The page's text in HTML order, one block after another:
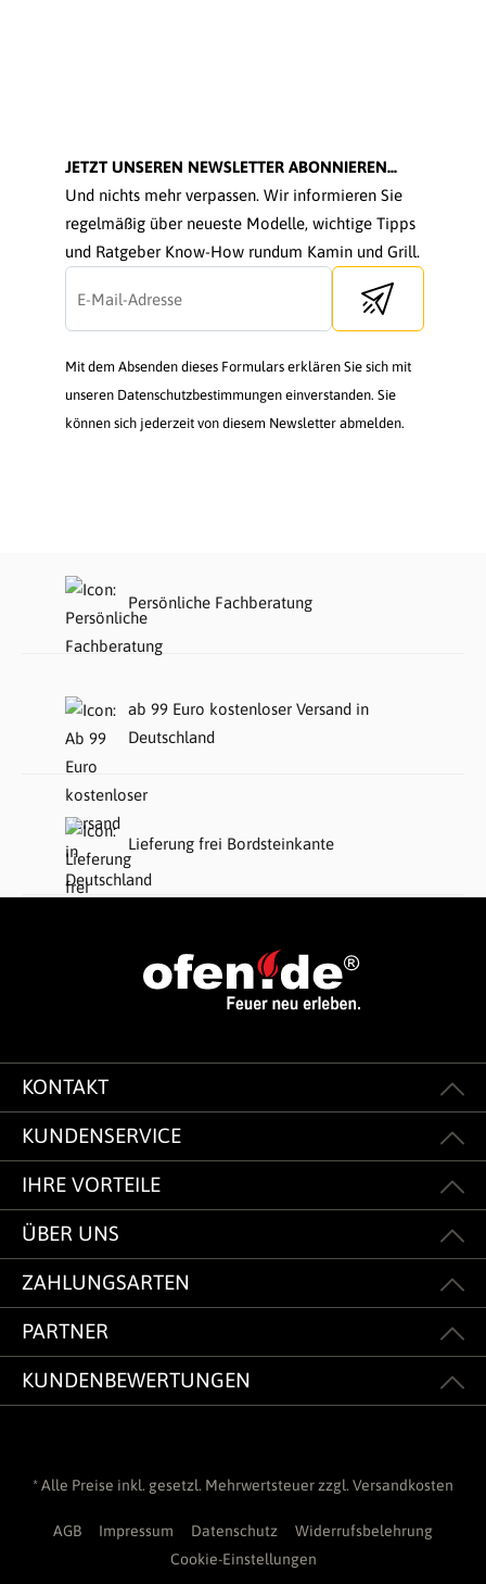
JETZT UNSEREN NEWSLETTER ABONNIEREN...
Und nichts mehr verpassen. Wir informieren Sie
regelmäßig über neueste Modelle, wichtige Tipps
und Ratgeber Know-How rundum Kamin und Grill.
Send newsletter
Mit dem Absenden dieses Formulars erklären Sie sich mit
unseren Datenschutzbestimmungen einverstanden. Sie
können sich jederzeit von diesem Newsletter abmelden.
Persönliche Fachberatung
ab 99 Euro kostenloser Versand in
Deutschland
Lieferung frei Bordsteinkante
KONTAKT
KUNDENSERVICE
IHRE VORTEILE
ÜBER UNS
ZAHLUNGSARTEN
PARTNER
KUNDENBEWERTUNGEN
* Alle Preise inkl. gesetzl. Mehrwertsteuer zzgl. Versandkosten
AGB Impressum Datenschutz
Widerrufsbelehrung
Cookie-Einstellungen